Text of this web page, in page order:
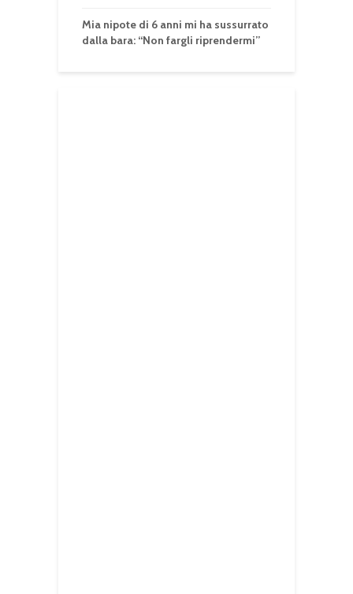
Mia nipote di 6 anni mi ha sussurrato
dalla bara: “Non fargli riprendermi”